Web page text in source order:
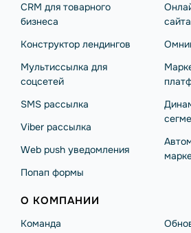
CRM для товарного
бизнеса
Конструктор лендингов
Мультиссылка для
соцсетей
SMS рассылка
Viber рассылка
Web push уведомления
Попап формы
сайта
О КОМПАНИИ
Команда